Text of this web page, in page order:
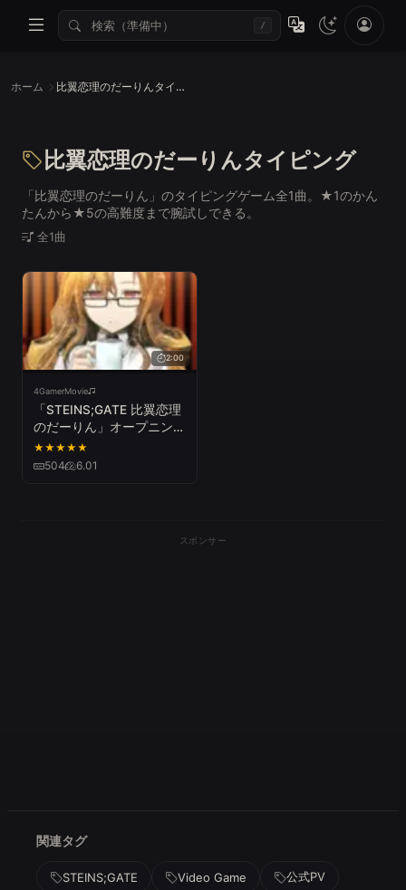
/
ホーム 比翼恋理のだーりんタイピング
比翼恋理のだーりんタイピング
「比翼恋理のだーりん」のタイピングゲーム全1曲。★1のかん
たんから★5の高難度まで腕試しできる。
全1曲
2:00
4GamerMovie
「STEINS;GATE 比翼恋理
のだーりん」オープニング
ムービー
★★★★★
504 6.01
スポンサー
関連タグ
STEINS;GATE Video Game 公式PV